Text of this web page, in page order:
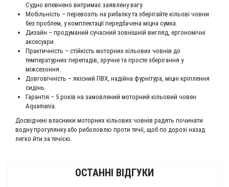
Судно впевнено витримає заявлену вагу.
Мобільність – перевозіть на рибалку та зберігайте кільові човни
без проблем, у комплектації передбачена міцна сумка.
Дизайн – продуманий сучасний зовнішній вигляд, ергономічні
аксесуари.
Практичність – стійкість моторних кільових човнів до
температурних перепадів, зручне та просте зберігання у
міжсезоння.
Довговічність – якісний ПВХ, надійна фурнітура, міцні кріплення
сидінь.
Гарантія – 5 років на замовлений моторний кільовий човен
Aquamania.
Досвідчені власники моторних кільових човнів радять починати
водну прогулянку або риболовлю проти течії, щоб по дорозі назад
легко йти за течією.
ОСТАННІ ВІДГУКИ